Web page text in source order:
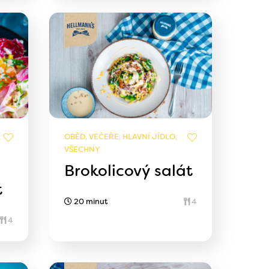
4
OBĚD, VEČEŘE, HLAVNÍ JÍDLO,
VŠECHNY
Brokolicový salát
20 minut 4